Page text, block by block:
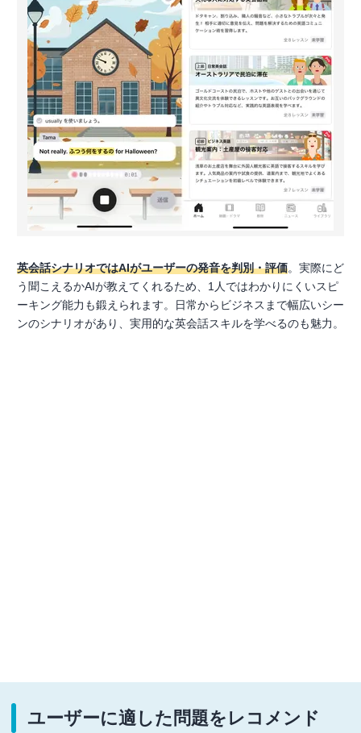
英会話シナリオではAIがユーザーの発音を判別・評価。実際にど
う聞こえるかAIが教えてくれるため、1人ではわかりにくいスピ
ーキング能力も鍛えられます。日常からビジネスまで幅広いシー
ンのシナリオがあり、実用的な英会話スキルを学べるのも魅力。
ユーザーに適した問題をレコメンド